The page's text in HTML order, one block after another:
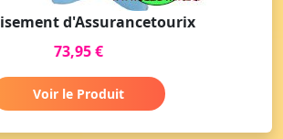
d'Assurancetourix
73,95 €
Voir le Produit